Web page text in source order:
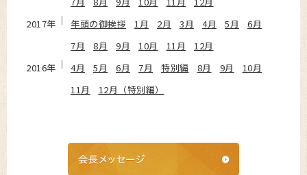
2017年
年頭の御挨拶 1月 2月 3月 4月 5月
6月
7月
8月 9月 10月 11月
12月
2016年
4月 5月 6月 7月 特別編 8月 9月
10月
11月
12月（特別編）